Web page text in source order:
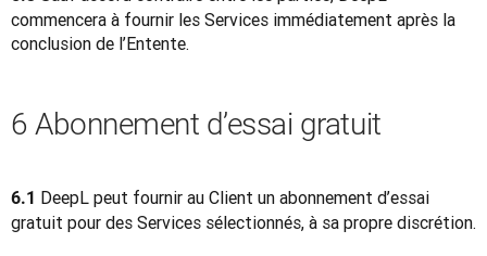
commencera à fournir les Services immédiatement après la
conclusion de l’Entente.
6 Abonnement d’essai gratuit
6.1 DeepL peut fournir au Client un abonnement d’essai
gratuit pour des Services sélectionnés, à sa propre discrétion.